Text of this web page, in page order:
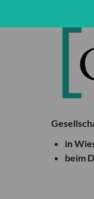
in
beim